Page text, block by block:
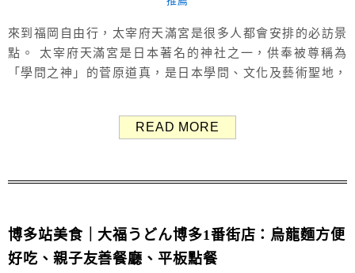
來到福岡自由行，太宰府天滿宮是很多人都會安排的必訪景
點。 太宰府天滿宮是日本著名的神社之一，供奉被尊稱為
「學問之神」的菅原道真，是日本學問、文化及藝術聖地，
手禮、美食小吃與特色店舖，附近景點還有九州國立博物
READ MORE
博多站美食｜大福うどん博多1番街店：烏龍麵方便
好吃、親子友善餐廳、平板點餐